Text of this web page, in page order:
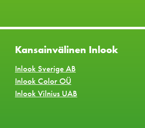
Kansainvälinen Inlook
Inlook Sverige AB
Inlook Color OÜ
Inlook Vilnius UAB